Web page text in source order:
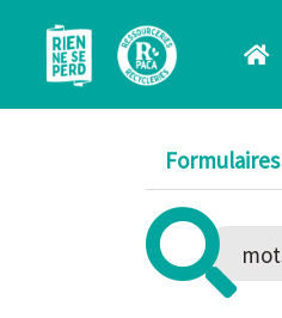
Aller au contenu principal
Formulaires